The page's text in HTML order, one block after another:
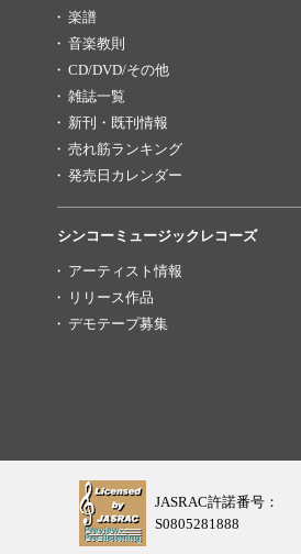
楽譜
音楽教則
CD/DVD/その他
雑誌一覧
新刊・既刊情報
売れ筋ランキング
発売日カレンダー
シンコーミュージックレコーズ
アーティスト情報
リリース作品
デモテープ募集
JASRAC許諾番号：
S0805281888